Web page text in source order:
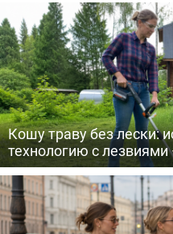
Кошу траву без лески:
технологию с